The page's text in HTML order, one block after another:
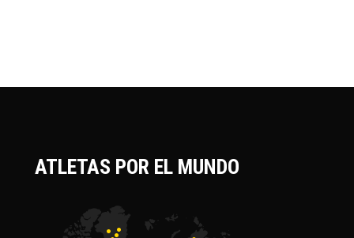
ATLETAS POR EL MUNDO